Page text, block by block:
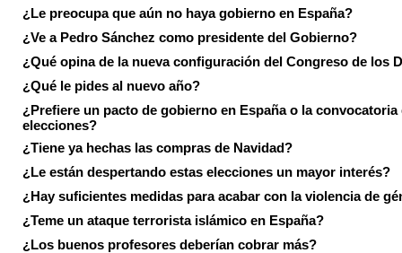
¿Le preocupa que aún no haya gobierno en España?
¿Ve a Pedro Sánchez como presidente del Gobierno?
¿Qué opina de la nueva configuración del Congreso de los
¿Qué le pides al nuevo año?
¿Prefiere un pacto de gobierno en España o la convocatoria
elecciones?
¿Tiene ya hechas las compras de Navidad?
¿Le están despertando estas elecciones un mayor interés?
¿Hay suficientes medidas para acabar con la violencia de
¿Teme un ataque terrorista islámico en España?
¿Los buenos profesores deberían cobrar más?